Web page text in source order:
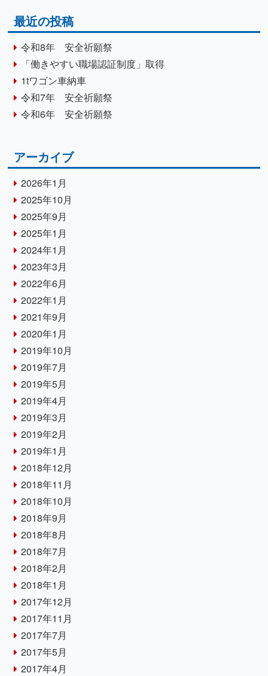
最近の投稿
令和8年 安全祈願祭
「働きやすい職場認証制度」取得
1tワゴン車納車
令和7年 安全祈願祭
令和6年 安全祈願祭
アーカイブ
2026年1月
2025年10月
2025年9月
2025年1月
2024年1月
2023年3月
2022年6月
2022年1月
2021年9月
2020年1月
2019年10月
2019年7月
2019年5月
2019年4月
2019年3月
2019年2月
2019年1月
2018年12月
2018年11月
2018年10月
2018年9月
2018年8月
2018年7月
2018年2月
2018年1月
2017年12月
2017年11月
2017年7月
2017年5月
2017年4月